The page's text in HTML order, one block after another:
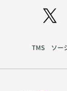
TMS ソー